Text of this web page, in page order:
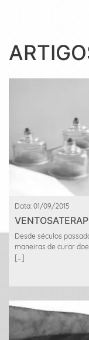
Data: 01/09/2015
Desde séculos
maneiras de curar
[…]